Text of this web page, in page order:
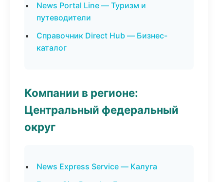
News Portal Line — Туризм и
путеводители
Справочник Direct Hub — Бизнес-
каталог
Компании в регионе:
Центральный федеральный
округ
News Express Service — Калуга